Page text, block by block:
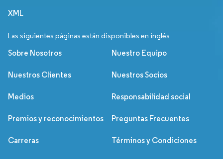
XML
Las siguientes páginas están disponibles en inglés
Sobre Nosotros Nuestro Equipo
Nuestros Clientes Nuestros Socios
Medios Responsabilidad social
Premios y reconocimientos Preguntas Frecuentes
Carreras Términos y Condiciones